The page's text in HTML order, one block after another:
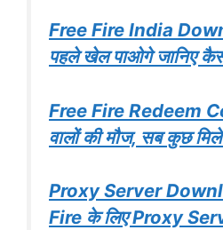
Free Fire India
पहले खेल पाओगे जानिए
Free Fire Redeem
वालों की मौज, सब कुछ
Proxy Server
Fire के लिए Proxy